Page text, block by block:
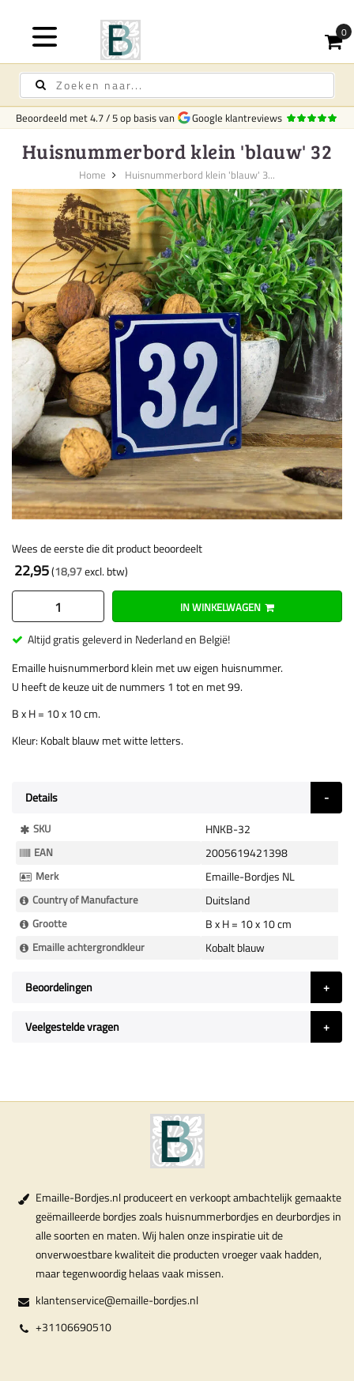
Beoordeeld met4.7/5op basis van Google klantreviews
Huisnummerbord klein 'blauw' 32
Home Huisnummerbord klein 'blauw' 3...
Wees de eerste die dit product beoordeelt
22,95 18,97
IN WINKELWAGEN
Altijd gratis geleverd in Nederland en België!
Emaille huisnummerbord klein met uw eigen huisnummer.
U heeft de keuze uit de nummers 1 tot en met 99.
B x H = 10 x 10 cm.
Kleur: Kobalt blauw met witte letters.
Details
Meer
Informatie
SKU HNKB-32
EAN 2005619421398
Merk Emaille-Bordjes NL
Country of Manufacture Duitsland
Grootte B x H = 10 x 10 cm
Emaille achtergrondkleur Kobalt blauw
Beoordelingen
Veelgestelde vragen
Emaille-Bordjes.nl produceert en verkoopt ambachtelijk gemaakte
geëmailleerde bordjes zoals huisnummerbordjes en deurbordjes in
alle soorten en maten. Wij halen onze inspiratie uit de
onverwoestbare kwaliteit die producten vroeger vaak hadden,
maar tegenwoordig helaas vaak missen.
klantenservice@emaille-bordjes.nl
+31106690510